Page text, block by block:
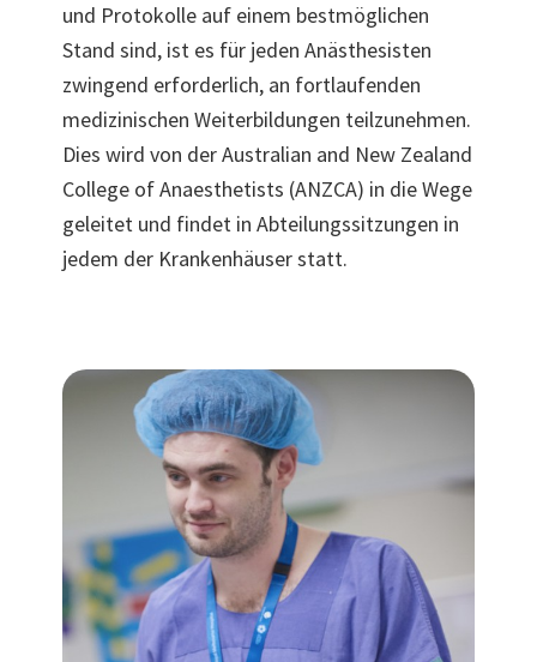
und Protokolle auf einem bestmöglichen
Stand sind, ist es für jeden Anästhesisten
zwingend erforderlich, an fortlaufenden
medizinischen Weiterbildungen teilzunehmen.
Dies wird von der Australian and New Zealand
College of Anaesthetists (ANZCA) in die Wege
geleitet und findet in Abteilungssitzungen in
jedem der Krankenhäuser statt.